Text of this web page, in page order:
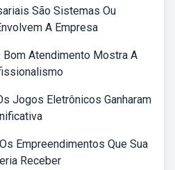
São Sistemas Ou
A Empresa
Bom Atendimento Mostra A
Jogos Eletrônicos Ganharam
Empreendimentos Que Sua
Receber